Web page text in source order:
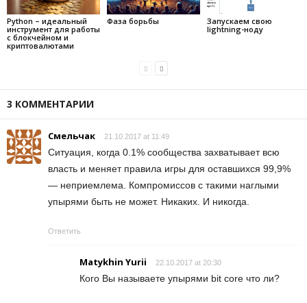
Python – идеальный
инструмент для работы
с блокчейном и
криптовалютами
Фаза борьбы
Запускаем свою
lightning-ноду
3 КОММЕНТАРИИ
Смельчак 21.10.2017 at 11:49
Ситуация, когда 0.1% сообщества захватывает всю
власть и меняет правила игры для оставшихся 99,9%
— неприемлема. Компромиссов с такими наглыми
упырями быть не может. Никаких. И никогда.
Ответить
Matykhin Yurii 22.10.2017 at 20:30
Кого Вы называете упырями bit core что ли?